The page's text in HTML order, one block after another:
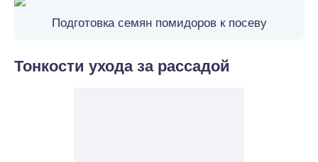
Подготовка семян помидоров к посеву
Тонкости ухода за рассадой